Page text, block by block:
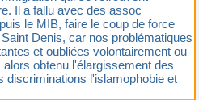
Il a fallu avec des assoc
le MIB, faire le coup de force
Denis, car nos problématiques
et oubliées volontairement ou
obtenu l'élargissement des
discriminations l'islamophobie et